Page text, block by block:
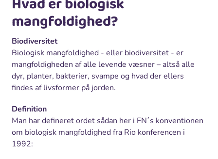
mangfoldighed?
Biodiversitet
Biologisk mangfoldighed - eller biodiversitet - er
mangfoldigheden af alle levende væsner – altså alle
dyr, planter, bakterier, svampe og hvad der ellers
findes af livsformer på jorden.
Definition
Man har defineret ordet sådan her i FN´s konventionen
om biologisk mangfoldighed fra Rio konferencen i
1992: